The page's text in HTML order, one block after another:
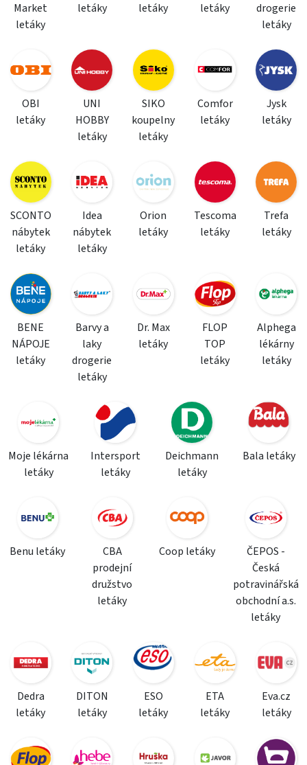
Market
letáky
letáky
letáky
letáky
drogerie
letáky
OBI
letáky
UNI
HOBBY
letáky
SIKO
koupelny
letáky
Comfor
letáky
Jysk
letáky
SCONTO
nábytek
letáky
Idea
nábytek
letáky
Orion
letáky
Tescoma
letáky
Trefa
letáky
BENE
NÁPOJE
letáky
Barvy a
laky
drogerie
letáky
Dr. Max
letáky
FLOP
TOP
letáky
Alphega
lékárny
letáky
Moje lékárna
letáky
Intersport
letáky
Deichmann
letáky
Bala letáky
Benu letáky
CBA
prodejní
družstvo
letáky
Coop letáky
ČEPOS -
Česká
potravinářská
obchodní a.s.
letáky
Dedra
letáky
DITON
letáky
ESO
letáky
ETA
letáky
Eva.cz
letáky